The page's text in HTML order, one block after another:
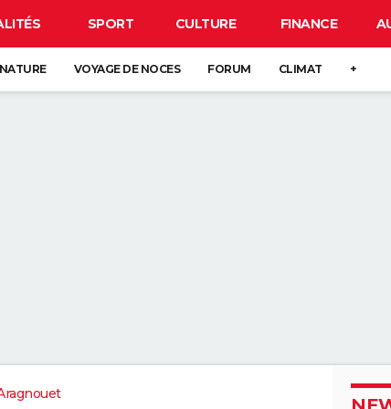
SPORT CULTURE FINANCE
VOYAGE DE NOCES FORUM CLIMAT +